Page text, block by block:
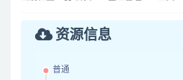
资源信息
普通